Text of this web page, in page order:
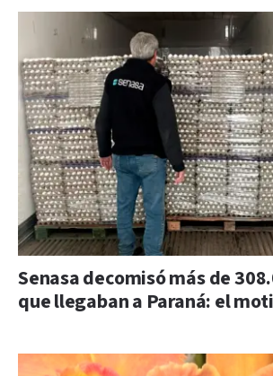
Senasa decomisó más de
que llegaban a Paraná: el